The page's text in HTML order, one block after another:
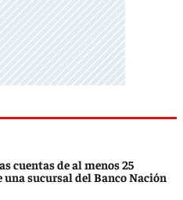
cuentas de al menos 25
una sucursal del Banco Nación